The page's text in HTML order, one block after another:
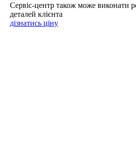
Сервіс-центр також може виконати
деталей клієнта
дізнатись ціну